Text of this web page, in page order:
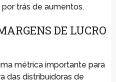
trás de aumentos.
DE LUCRO
métrica importante para
das distribuidoras de